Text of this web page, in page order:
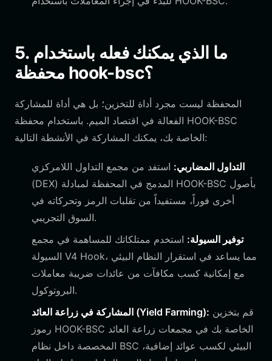
5. ما الذي يمكنك فعله باستخدام
محفظة hook-bsc؟
المحفظة ليست مجرد أداة للتخزين؛ بل هي أداة للمشاركة
الفعالة في اقتصاد الميم. باستخدام محفظة HOOK-BSC
الخاصة بك، يمكنك المشاركة في الأنشطة التالية:
التداول المضاربي: استفد من مجمع التداول اللامركزي
(DEX) المدمج في المحفظة لمبادلة HOOK-BSC بأصول
أخرى فوراً، مستفيداً من تقلبات الرمز وتحركاته في
السوق التجريبي.
توفير السيولة: استخدم ممتلكاتك للمساهمة في مجمع
السيولة V4 Hook، مما يساعد في استقرار النظام البيئي
مع إمكانية كسب مكافآت من عائدات ضريبة معاملات
البروتوكول.
المشاركة في زراعة العائد (Yield Farming):
رموز HOOK-BSC الخاصة بك في مجمعات زراعة العائد
المخصصة داخل نظام BSC البيئي لكسب عوائد إضافية،